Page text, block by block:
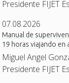
Presidente FIJET
07.08.2026
Manual de
19 horas viajando en
Miguel Angel
Presidente FIJET